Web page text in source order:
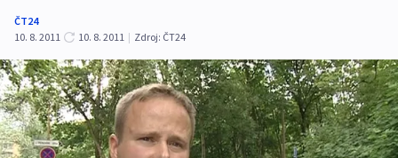
ČT24
10. 8. 2011
10. 8. 2011 | Zdroj: ČT24